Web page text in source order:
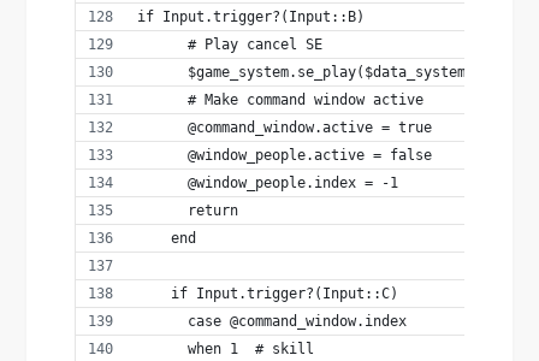
if Input.trigger?(Input::B)
      # Play cancel SE
      # Make command window active
      @command_window.active = true
      @window_people.active = false
      @window_people.index = -1
      return
    end
    if Input.trigger?(Input::C)
      case @command_window.index
      when 1  # skill